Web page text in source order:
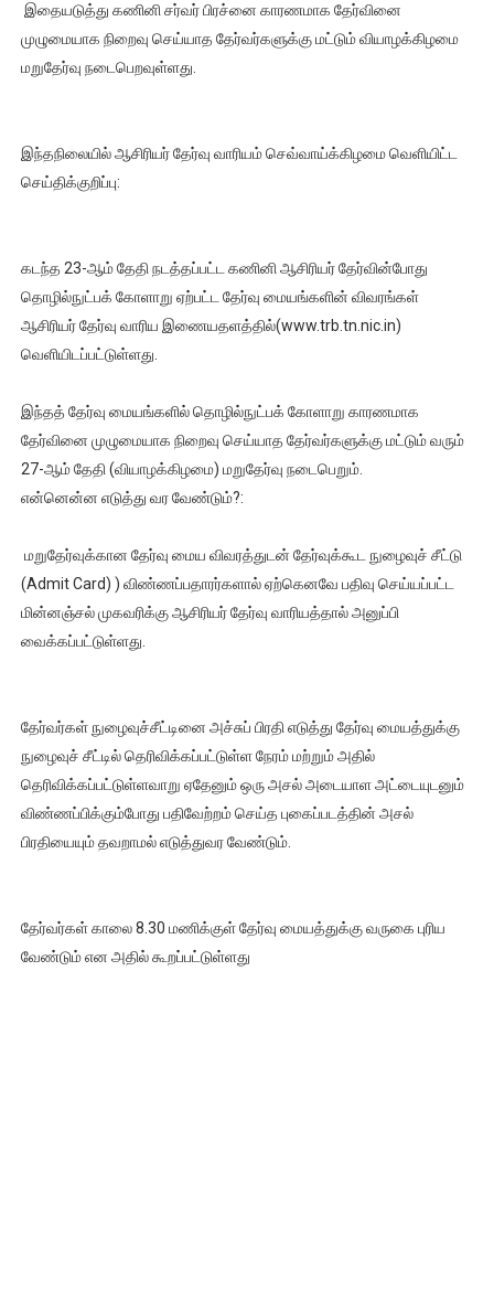
இதையடுத்து கணினி சர்வர் பிரச்னை காரணமாக தேர்வினை
முழுமையாக நிறைவு செய்யாத தேர்வர்களுக்கு மட்டும் வியாழக்கிழமை
மறுதேர்வு நடைபெறவுள்ளது.
இந்தநிலையில் ஆசிரியர் தேர்வு வாரியம் செவ்வாய்க்கிழமை வெளியிட்ட
செய்திக்குறிப்பு:
கடந்த 23-ஆம் தேதி நடத்தப்பட்ட கணினி ஆசிரியர் தேர்வின்போது
தொழில்நுட்பக் கோளாறு ஏற்பட்ட தேர்வு மையங்களின் விவரங்கள்
ஆசிரியர் தேர்வு வாரிய இணையதளத்தில்(www.trb.tn.nic.in)
வெளியிடப்பட்டுள்ளது.
இந்தத் தேர்வு மையங்களில் தொழில்நுட்பக் கோளாறு காரணமாக
தேர்வினை முழுமையாக நிறைவு செய்யாத தேர்வர்களுக்கு மட்டும் வரும்
27-ஆம் தேதி (வியாழக்கிழமை) மறுதேர்வு நடைபெறும்.
என்னென்ன எடுத்து வர வேண்டும்?:
மறுதேர்வுக்கான தேர்வு மைய விவரத்துடன் தேர்வுக்கூட நுழைவுச் சீட்டு
(Admit Card) ) விண்ணப்பதாரர்களால் ஏற்கெனவே பதிவு செய்யப்பட்ட
மின்னஞ்சல் முகவரிக்கு ஆசிரியர் தேர்வு வாரியத்தால் அனுப்பி
வைக்கப்பட்டுள்ளது.
தேர்வர்கள் நுழைவுச்சீட்டினை அச்சுப் பிரதி எடுத்து தேர்வு மையத்துக்கு
நுழைவுச் சீட்டில் தெரிவிக்கப்பட்டுள்ள நேரம் மற்றும் அதில்
தெரிவிக்கப்பட்டுள்ளவாறு ஏதேனும் ஒரு அசல் அடையாள அட்டையுடனும்
விண்ணப்பிக்கும்போது பதிவேற்றம் செய்த புகைப்படத்தின் அசல்
பிரதியையும் தவறாமல் எடுத்துவர வேண்டும்.
தேர்வர்கள் காலை 8.30 மணிக்குள் தேர்வு மையத்துக்கு வருகை புரிய
வேண்டும் என அதில் கூறப்பட்டுள்ளது